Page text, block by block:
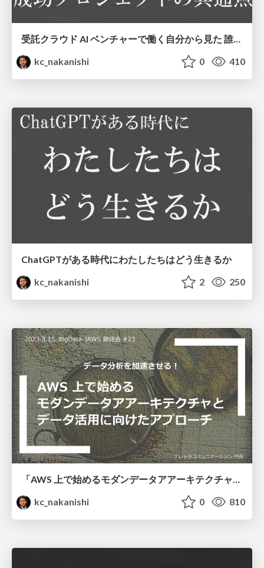
受託クラウド AI ベンチャーで働く自分から見た 誰も言わない成功プロジェクトの共通点
kc_nakanishi
0 410
ChatGPTがある時代にわたしたちはどう生きるか
kc_nakanishi
2 250
「AWS 上で始めるモダンデータアアーキテクチャと データ活用に向けたアプローチ」
kc_nakanishi
0 810